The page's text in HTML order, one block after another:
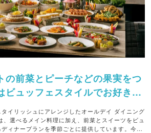
の前菜とピーチなどの果実をつ
ビュッフェスタイルでお好きな
イリッシュにアレンジしたオールデイ ダイニング
、選べるメイン料理に加え、前菜とスイーツをビュ
ィナープランを季節ごとに提供しています。今夏